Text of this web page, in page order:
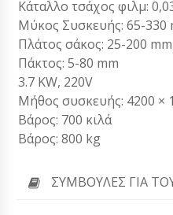
Κάταλλο τσάχος φιλμ:
Μύκος Συσκευής: 65-330
Πλάτος σάκος: 25-200 mm
Πάκτος: 5-80 mm
3.7 KW, 220V
Μήθος συσκευής: 4200 ×
Βάρος: 700 κιλά
Βάρος: 800 kg
ΣΥΜΒΟΥΛΈΣ ΓΙΑ